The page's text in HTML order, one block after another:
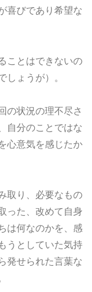
喜びであり希望な
ことはできないの
ょうが）。
の状況の理不尽さ
自分のことではな
心意気を感じたか
取り、必要なもの
った、改めて自身
は何なのかを、感
うとしていた気持
発せられた言葉な